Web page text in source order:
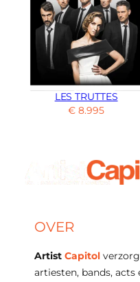
LES TRUTTES
€ 8.995
OVER
Artist Capitol
artiesten, bands, acts